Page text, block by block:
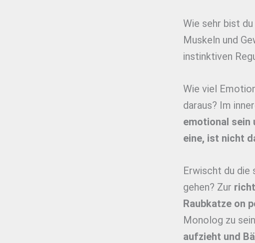
Wie sehr bist
Muskeln und
instinktiven
Wie viel
daraus? Im
emotional sein
eine, ist nicht
Erwischt du die
gehen? Zur
Raubkatze on
Monolog zu
aufzieht und